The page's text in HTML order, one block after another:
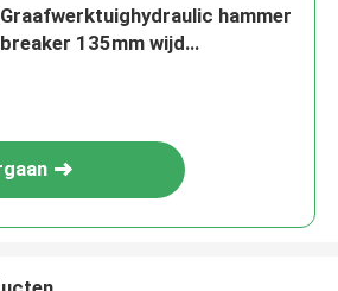
Graafwerktuighydraulic hammer
breaker 135mm wijd